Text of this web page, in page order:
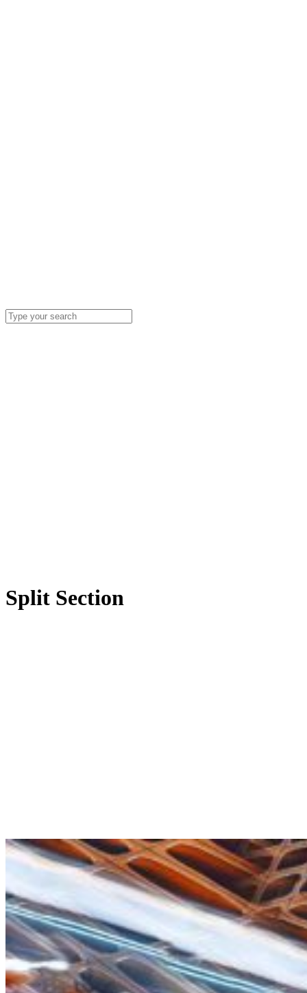
Split Section